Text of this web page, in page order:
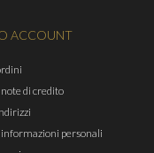
ACCOUNT
di credito
informazioni personali